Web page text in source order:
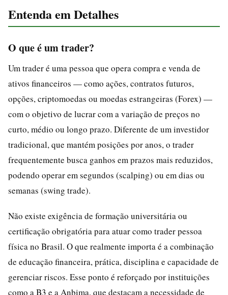
Entenda em Detalhes
O que é um trader?
Um trader é uma pessoa que opera compra e venda de
ativos financeiros — como ações, contratos futuros,
opções, criptomoedas ou moedas estrangeiras (Forex) —
com o objetivo de lucrar com a variação de preços no
curto, médio ou longo prazo. Diferente de um investidor
tradicional, que mantém posições por anos, o trader
frequentemente busca ganhos em prazos mais reduzidos,
podendo operar em segundos (scalping) ou em dias ou
semanas (swing trade).
Não existe exigência de formação universitária ou
certificação obrigatória para atuar como trader pessoa
física no Brasil. O que realmente importa é a combinação
de educação financeira, prática, disciplina e capacidade de
gerenciar riscos. Esse ponto é reforçado por instituições
como a B3 e a Anbima, que destacam a necessidade de